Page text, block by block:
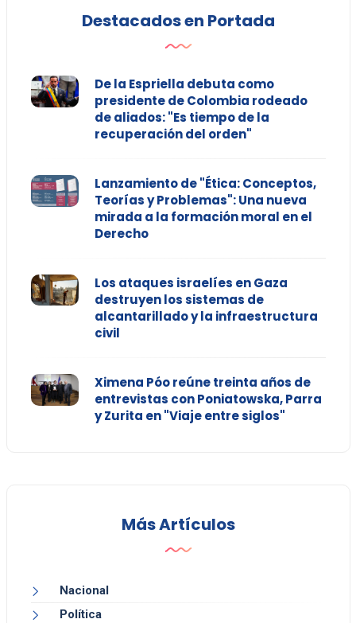
Destacados en Portada
De la Espriella debuta como
presidente de Colombia rodeado
de aliados: "Es tiempo de la
recuperación del orden"
Lanzamiento de "Ética: Conceptos,
Teorías y Problemas": Una nueva
mirada a la formación moral en el
Derecho
Los ataques israelíes en Gaza
destruyen los sistemas de
alcantarillado y la infraestructura
civil
Ximena Póo reúne treinta años de
entrevistas con Poniatowska, Parra
y Zurita en "Viaje entre siglos"
Más Artículos
Nacional
Política